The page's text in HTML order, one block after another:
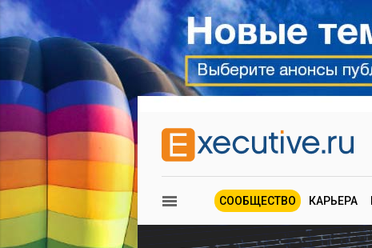
СООБЩЕСТВО КАРЬЕРА